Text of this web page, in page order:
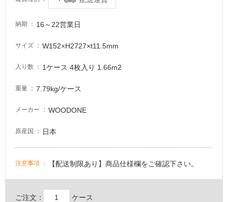
納期 16～22営業日
サイズ W152×H2727×t11.5mm
入り数 1ケース 4枚入り 1.66m2
重量 7.79kg/ケース
メーカー WOODONE
原産国 日本
注意事項 【配送制限あり】商品仕様欄をご確認下さい。
ご注文：
ケース
イ
ル
内
外
室
駐